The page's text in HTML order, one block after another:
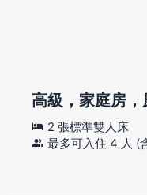
高級，家庭房
2 張標準雙人床
最多可入住 4 人 (